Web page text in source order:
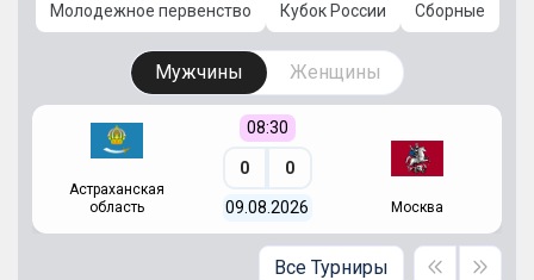
Молодежное первенство Кубок России Сборные
Мужчины Женщины
Астраханская
область
08:30
0 0
09.08.2026 Москва
Все Турниры